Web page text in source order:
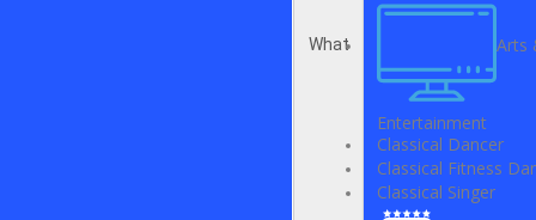
What Arts
Entertainment
Classical Dancer
Classical Fitness
Classical Singer